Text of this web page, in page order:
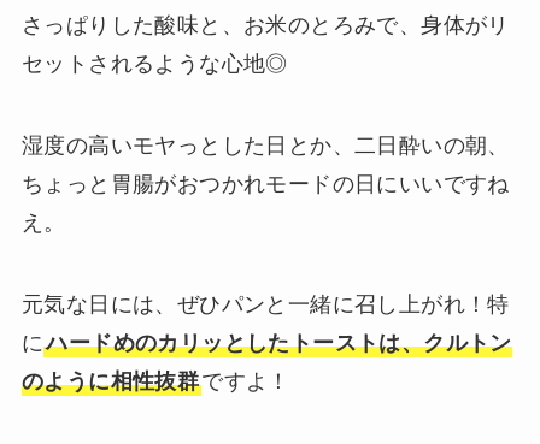
さっぱりした酸味と、お米のとろみで、身体がリ
セットされるような心地◎
湿度の高いモヤっとした日とか、二日酔いの朝、
ちょっと胃腸がおつかれモードの日にいいですね
え。
元気な日には、ぜひパンと一緒に召し上がれ！特
にハードめのカリッとしたトーストは、クルトン
のように相性抜群ですよ！